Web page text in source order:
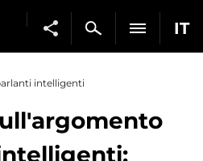
IT
intelligenti